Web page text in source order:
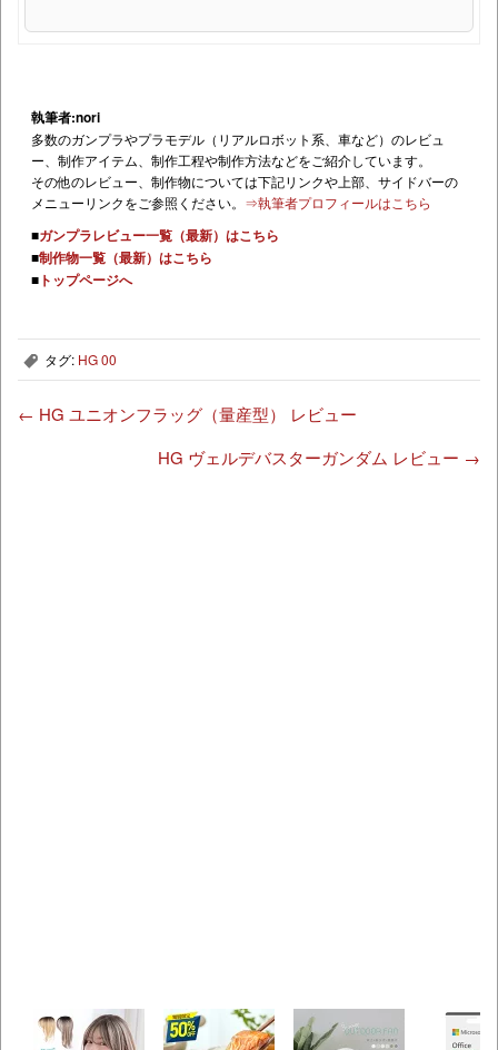
執筆者:nori
多数のガンプラやプラモデル（リアルロボット系、車など）のレビュ
ー、制作アイテム、制作工程や制作方法などをご紹介しています。
その他のレビュー、制作物については下記リンクや上部、サイドバーの
メニューリンクをご参照ください。 ⇒執筆者プロフィールはこちら
■ガンプラレビュー一覧（最新）はこちら
■制作物一覧（最新）はこちら
■ トップページへ
, タグ: HG 00
← HG ユニオンフラッグ（量産型） レビュー
HG ヴェルデバスターガンダム レビュー →